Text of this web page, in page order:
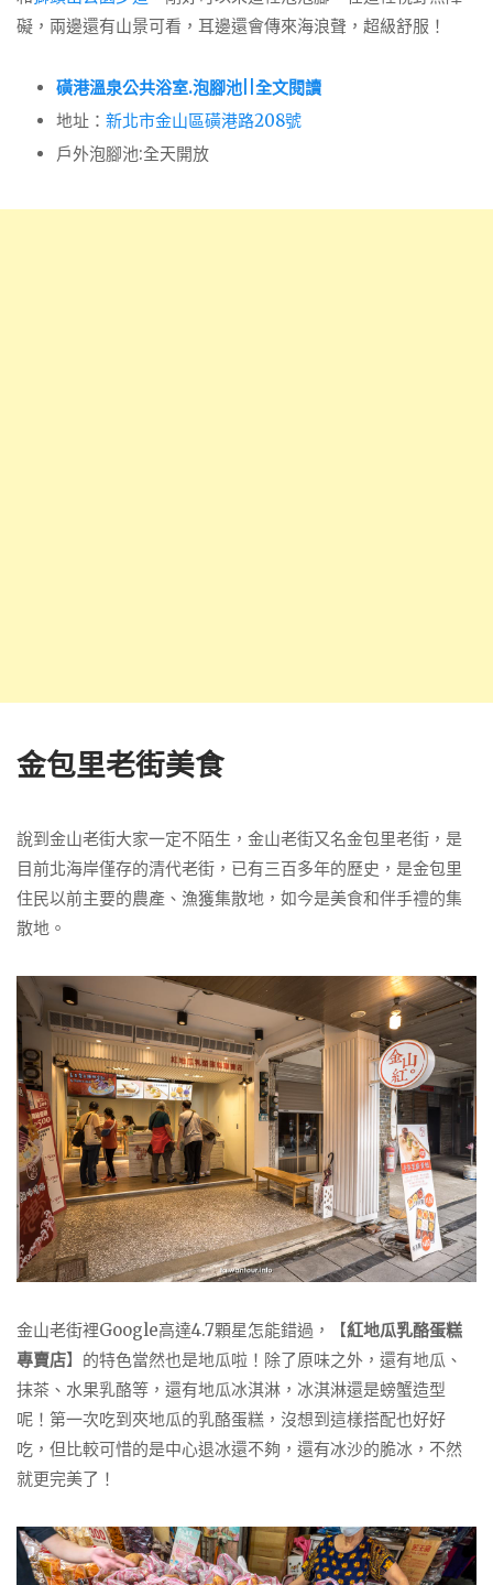
礙，兩邊還有山景可看，耳邊還會傳來海浪聲，超級舒服！
磺港溫泉公共浴室.泡腳池||全文閱讀
地址： 新北市金山區磺港路208號
戶外泡腳池:全天開放
金包里老街美食
說到金山老街大家一定不陌生，金山老街又名金包里老街，是
目前北海岸僅存的清代老街，已有三百多年的歷史，是金包里
住民以前主要的農產、漁獲集散地，如今是美食和伴手禮的集
散地。
金山老街裡Google高達4.7顆星怎能錯過，【紅地瓜乳酪蛋糕
專賣店】的特色當然也是地瓜啦！除了原味之外，還有地瓜、
抹茶、水果乳酪等，還有地瓜冰淇淋，冰淇淋還是螃蟹造型
呢！第一次吃到夾地瓜的乳酪蛋糕，沒想到這樣搭配也好好
吃，但比較可惜的是中心退冰還不夠，還有冰沙的脆冰，不然
就更完美了！